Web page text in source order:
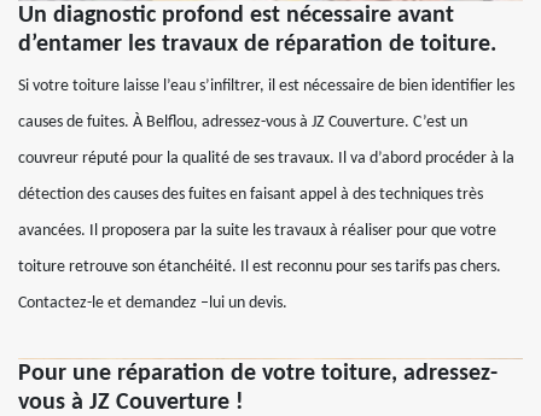
Un diagnostic profond est nécessaire avant
d’entamer les travaux de réparation de toiture.
Si votre toiture laisse l’eau s’infiltrer, il est nécessaire de bien identifier les
causes de fuites. À Belflou, adressez-vous à JZ Couverture. C’est un
couvreur réputé pour la qualité de ses travaux. Il va d’abord procéder à la
détection des causes des fuites en faisant appel à des techniques très
avancées. Il proposera par la suite les travaux à réaliser pour que votre
toiture retrouve son étanchéité. Il est reconnu pour ses tarifs pas chers.
Contactez-le et demandez –lui un devis.
Pour une réparation de votre toiture, adressez-
vous à JZ Couverture !